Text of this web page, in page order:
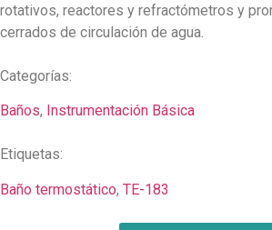
rotativos, reactores y refractómetros y
cerrados de circulación de agua.
Categorías:
Baños, Instrumentación Básica
Etiquetas:
Baño termostático, TE-183